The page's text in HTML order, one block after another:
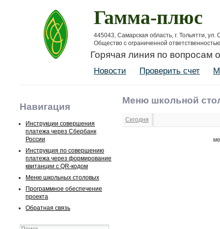
Гамма-плюс
445043, Самарская область, г. Тольятти, ул.
Общество с ограниченной
Горячая линия по вопросам
Новости Проверить счет
Навигация
Инструкции совершения
платежа через Сбербанк
России
Инструкция по совершению
платежа через формирование
квитанции с QR-кодом
Меню школьных столовых
Программное обеспечение
проекта
Обратная связь
Меню школьной
Сегодня